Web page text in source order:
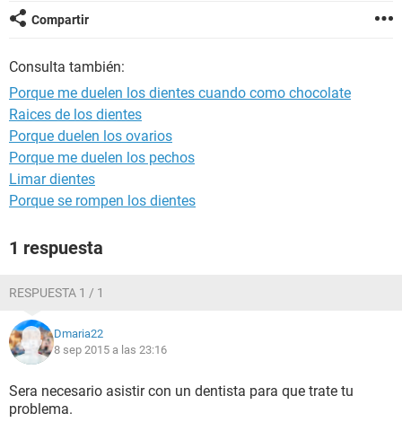
SEXUALIDAD
GLOSARIO
Compartir
Consulta también:
Porque me duelen los dientes cuando como chocolate
Raices de los dientes
Porque duelen los ovarios
Porque me duelen los pechos
Limar dientes
Porque se rompen los dientes
1 respuesta
RESPUESTA 1 / 1
Dmaria22
8 sep 2015 a las 23:16
Sera necesario asistir con un dentista para que trate tu
problema.